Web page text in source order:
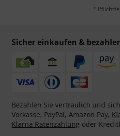
*
Sicher einkaufen &
Bezahlen Sie vertraulich und
Vorkasse, PayPal, Amazon Pay,
Klarna Ratenzahlung oder